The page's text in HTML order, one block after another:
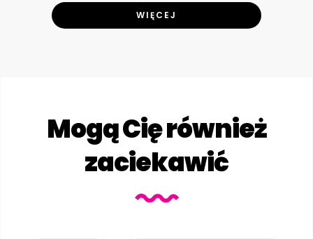
WIĘCEJ
Mogą Cię również
zaciekawić